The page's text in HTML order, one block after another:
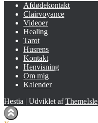
Afdødekontakt
Clairvoyance
Videoer
Healing
Tarot
Husrens
Kontakt
Henvisning
Om mig
Kalender
Hestia | Udviklet afThemeIsle